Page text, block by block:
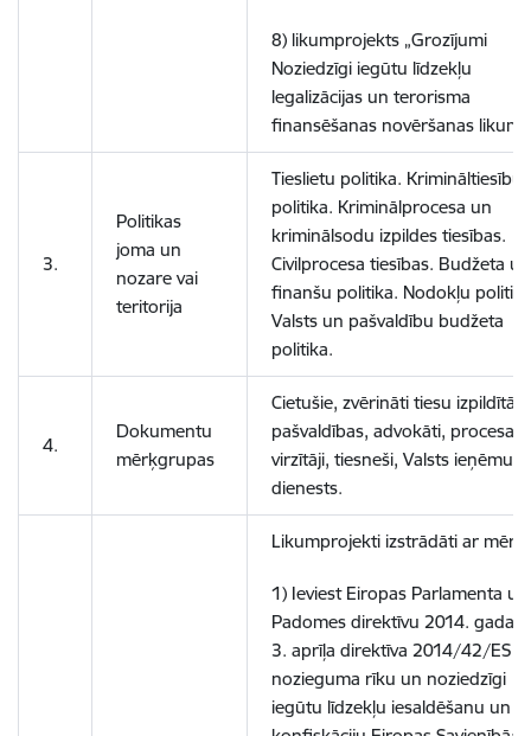
8) likumprojekts „Grozījumi
Noziedzīgi iegūtu līdzekļu
legalizācijas un terorisma
finansēšanas novēršanas
3.
Politikas
joma un
nozare vai
teritorija
Tieslietu politika. Krimināltiesību
politika. Kriminālprocesa un
kriminālsodu izpildes tiesības.
Civilprocesa tiesības. Budžeta un
finanšu politika. Nodokļu
Valsts un pašvaldību budžeta
politika.
4.
Dokumentu
mērķgrupas
Cietušie, zvērināti tiesu izpildītāji,
pašvaldības, advokāti, procesa
virzītāji, tiesneši, Valsts
dienests.
Likumprojekti izstrādāti ar
1) Ieviest Eiropas Parlamenta un
Padomes direktīvu 2014. gada
3. aprīļa direktīva 2014/42/ES
nozieguma rīku un noziedzīgi
iegūtu līdzekļu iesaldēšanu un